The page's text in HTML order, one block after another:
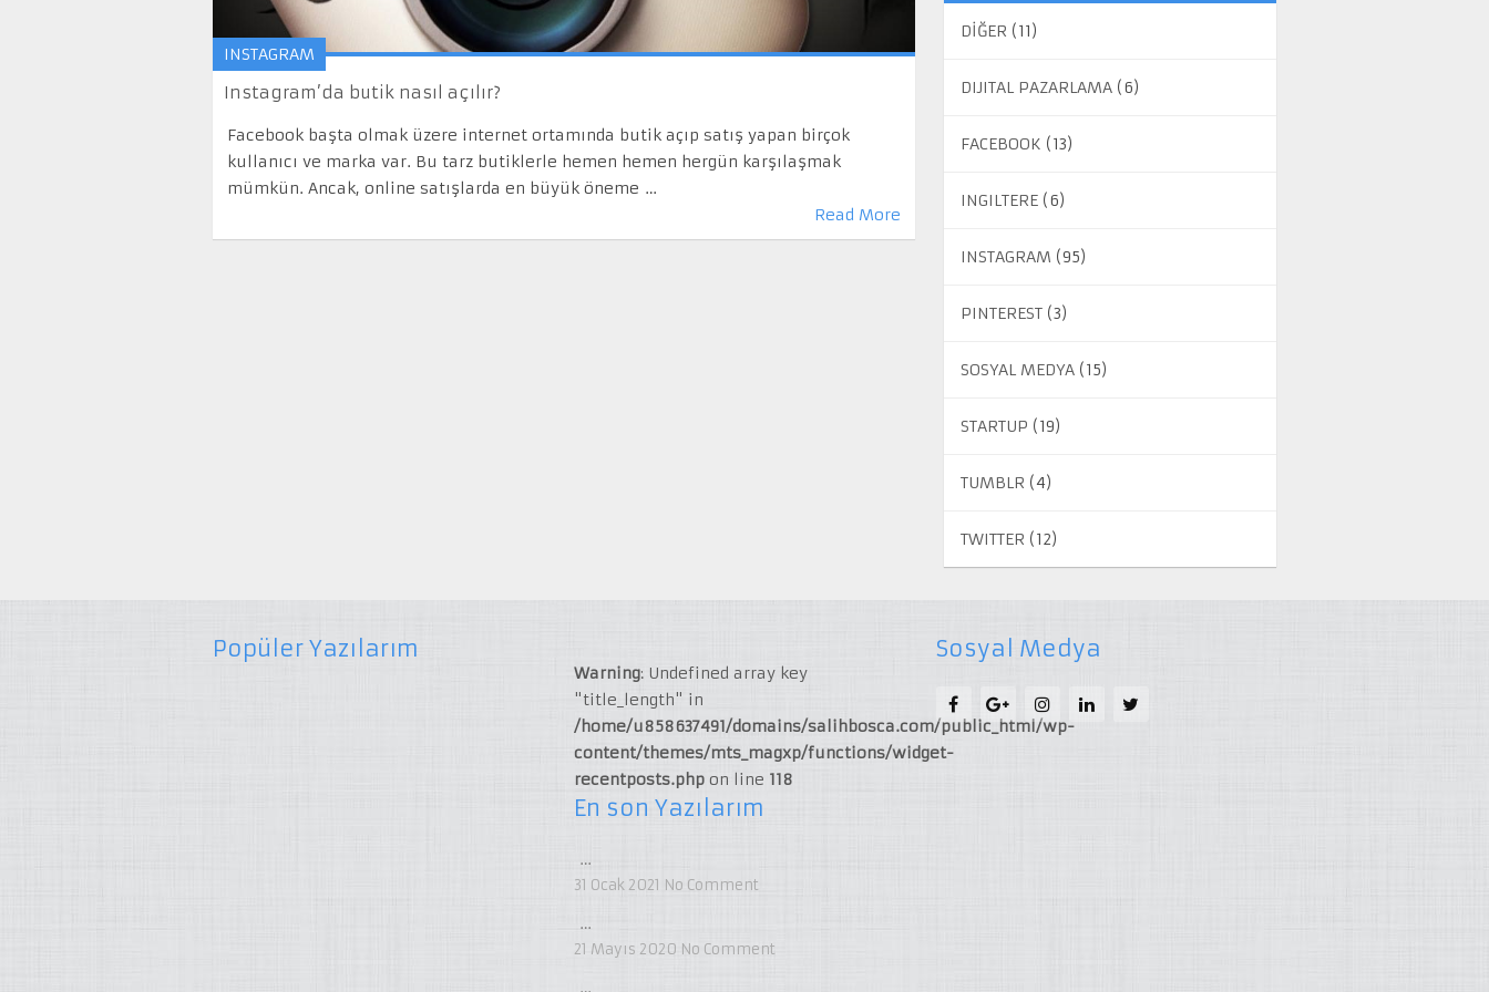
INSTAGRAM
Instagram’da butik nasıl açılır?
Facebook başta olmak üzere internet ortamında butik açıp satış yapan birçok
kullanıcı ve marka var. Bu tarz butiklerle hemen hemen hergün karşılaşmak
mümkün. Ancak, online satışlarda en büyük öneme …
Read More
DİĞER (11)
DIJITAL PAZARLAMA (6)
FACEBOOK (13)
INGILTERE (6)
INSTAGRAM (95)
PINTEREST (3)
SOSYAL MEDYA (15)
STARTUP (19)
TUMBLR (4)
TWITTER (12)
Popüler Yazılarım
Warning: Undefined array key
"title_length" in
/home/u858637491/domains/salihbosca.com/public_html/wp-
content/themes/mts_magxp/functions/widget-
recentposts.php on line 118
En son Yazılarım
…
31 Ocak 2021 No Comment
…
21 Mayıs 2020 No Comment
…
Sosyal Medya